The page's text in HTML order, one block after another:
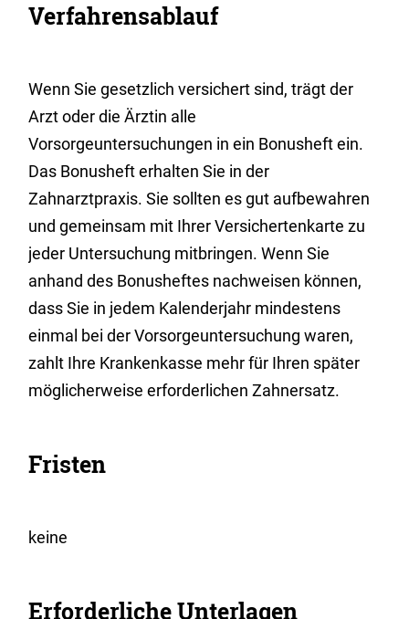
Verfahrensablauf
Wenn Sie gesetzlich versichert sind, trägt der
Arzt oder die Ärztin alle
Vorsorgeuntersuchungen in ein Bonusheft ein.
Das Bonusheft erhalten Sie in der
Zahnarztpraxis. Sie sollten es gut aufbewahren
und gemeinsam mit Ihrer Versichertenkarte zu
jeder Untersuchung mitbringen. Wenn Sie
anhand des Bonusheftes nachweisen können,
dass Sie in jedem Kalenderjahr mindestens
einmal bei der Vorsorgeuntersuchung waren,
zahlt Ihre Krankenkasse mehr für Ihren später
möglicherweise erforderlichen Zahnersatz.
Fristen
keine
Erforderliche Unterlagen